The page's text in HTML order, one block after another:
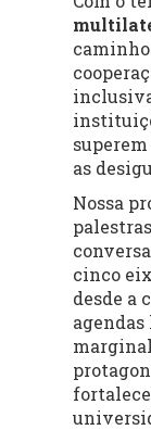
as
Nossa
cinco
desde a